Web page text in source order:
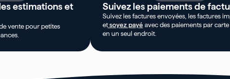
estimations et
vente pour petites
Suivez les paiements de
Suivez les factures envoyées, les factures
etsoyez payé avec des paiements par
en un seul endroit.